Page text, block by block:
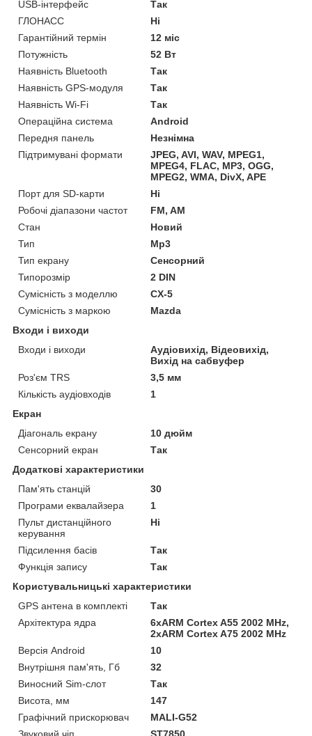
USB-інтерфейс
Так
ГЛОНАСС
Ні
Гарантійний термін
12 міс
Потужність
52 Вт
Наявність Bluetooth
Так
Наявність GPS-модуля
Так
Наявність Wi-Fi
Так
Операційна система
Android
Передня панель
Незнімна
Підтримувані формати
JPEG, AVI, WAV, MPEG1,
MPEG4, FLAC, MP3, OGG,
MPEG2, WMA, DivX, APE
Порт для SD-карти
Ні
Робочі діапазони частот
FM, AM
Стан
Новий
Тип
Mp3
Тип екрану
Сенсорний
Типорозмір
2 DIN
Сумісність з моделлю
CX-5
Сумісність з маркою
Mazda
Входи і виходи
Входи і виходи
Аудіовихід, Відеовихід,
Вихід на сабвуфер
Роз'єм TRS
3,5 мм
Кількість аудіовходів
1
Екран
Діагональ екрану
10 дюйм
Сенсорний екран
Так
Додаткові характеристики
Пам'ять станцій
30
Програми еквалайзера
1
Пульт дистанційного
керування
Ні
Підсилення басів
Так
Функція запису
Так
Користувальницькі характеристики
GPS антена в комплекті
Так
Архітектура ядра
6xARM Cortex A55 2002 MHz,
2xARM Cortex A75 2002 MHz
Версія Android
10
Внутрішня пам'ять, Гб
32
Виносний Sim-слот
Так
Висота, мм
147
Графічний прискорювач
MALI-G52
Звуковий чіп
ST7850